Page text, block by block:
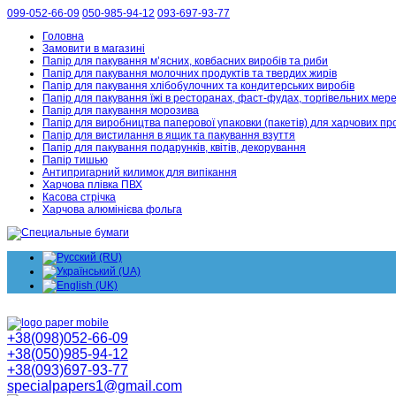
099-052-66-09 050-985-94-12 093-697-93-77
Головна
Замовити в магазині
Папір для пакування м’ясних, ковбасних виробів та риби
Папір для пакування молочних продуктів та твердих жирів
Папір для пакування хлібобулочних та кондитерських виробів
Папір для пакування їжі в ресторанах, фаст-фудах, торгівельних
Папір для пакування морозива
Папір для виробництва паперової упаковки (пакетів) для харчових
Папір для вистилання в ящик та пакування взуття
Папір для пакування подарунків, квітів, декорування
Папір тишью
Антипригарний килимок для випікання
Харчова плівка ПВХ
Касова стрічка
Харчова алюмінієва фольга
+38(098)052-66-09
+38(050)985-94-12
+38(093)697-93-77
specialpapers1@gmail.com